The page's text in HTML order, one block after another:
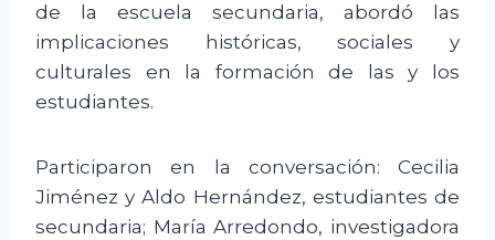
de la escuela secundaria, abordó las
implicaciones históricas, sociales y
culturales en la formación de las y los
estudiantes.
Participaron en la conversación: Cecilia
Jiménez y Aldo Hernández, estudiantes de
secundaria; María Arredondo, investigadora